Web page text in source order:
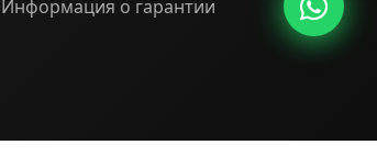
Информация о гарантии